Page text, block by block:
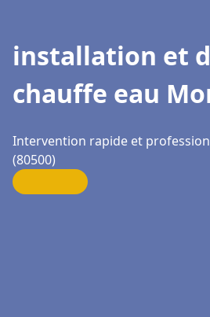
installation et
chauffe eau
Intervention rapide et
(80500)